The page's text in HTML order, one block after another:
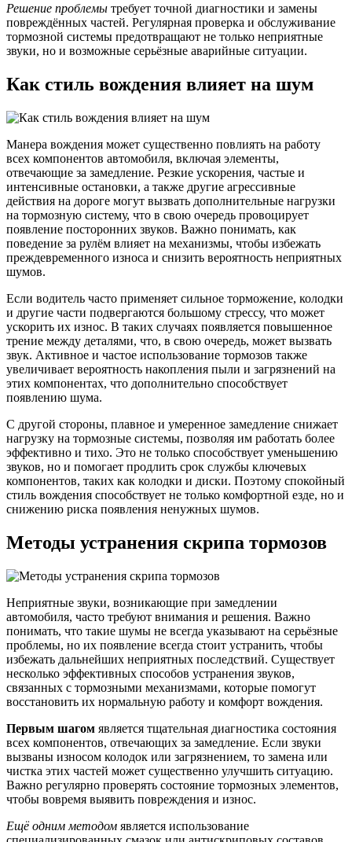
Решение проблемы требует точной диагностики и замены
повреждённых частей. Регулярная проверка и обслуживание
тормозной системы предотвращают не только неприятные
звуки, но и возможные серьёзные аварийные ситуации.
Как стиль вождения влияет на шум
Манера вождения может существенно повлиять на работу
всех компонентов автомобиля, включая элементы,
отвечающие за замедление. Резкие ускорения, частые и
интенсивные остановки, а также другие агрессивные
действия на дороге могут вызвать дополнительные нагрузки
на тормозную систему, что в свою очередь провоцирует
появление посторонних звуков. Важно понимать, как
поведение за рулём влияет на механизмы, чтобы избежать
преждевременного износа и снизить вероятность неприятных
шумов.
Если водитель часто применяет сильное торможение, колодки
и другие части подвергаются большому стрессу, что может
ускорить их износ. В таких случаях появляется повышенное
трение между деталями, что, в свою очередь, может вызвать
звук. Активное и частое использование тормозов также
увеличивает вероятность накопления пыли и загрязнений на
этих компонентах, что дополнительно способствует
появлению шума.
С другой стороны, плавное и умеренное замедление снижает
нагрузку на тормозные системы, позволяя им работать более
эффективно и тихо. Это не только способствует уменьшению
звуков, но и помогает продлить срок службы ключевых
компонентов, таких как колодки и диски. Поэтому спокойный
стиль вождения способствует не только комфортной езде, но и
снижению риска появления ненужных шумов.
Методы устранения скрипа тормозов
Неприятные звуки, возникающие при замедлении
автомобиля, часто требуют внимания и решения. Важно
понимать, что такие шумы не всегда указывают на серьёзные
проблемы, но их появление всегда стоит устранить, чтобы
избежать дальнейших неприятных последствий. Существует
несколько эффективных способов устранения звуков,
связанных с тормозными механизмами, которые помогут
восстановить их нормальную работу и комфорт вождения.
Первым шагом является тщательная диагностика состояния
всех компонентов, отвечающих за замедление. Если звуки
вызваны износом колодок или загрязнением, то замена или
чистка этих частей может существенно улучшить ситуацию.
Важно регулярно проверять состояние тормозных элементов,
чтобы вовремя выявить повреждения и износ.
Ещё одним методом является использование